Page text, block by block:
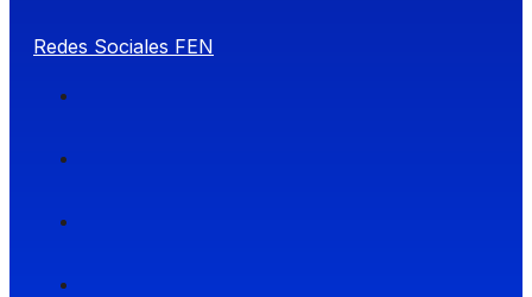
Redes Sociales FEN